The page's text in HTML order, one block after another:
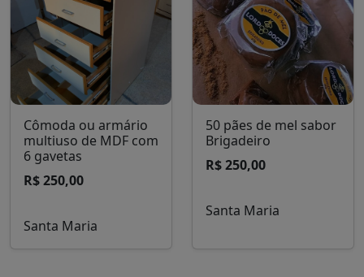
Cômoda ou armário
multiuso de MDF com
6 gavetas
R$ 250,00
Santa Maria
50 pães de mel sabor
Brigadeiro
R$ 250,00
Santa Maria